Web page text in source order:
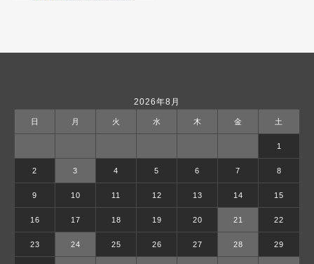
2026年8月
日 月 火 水 木 金 土
1
2 3 4 5 6 7 8
9 10 11 12 13 14 15
16 17 18 19 20 21 22
23 24 25 26 27 28 29